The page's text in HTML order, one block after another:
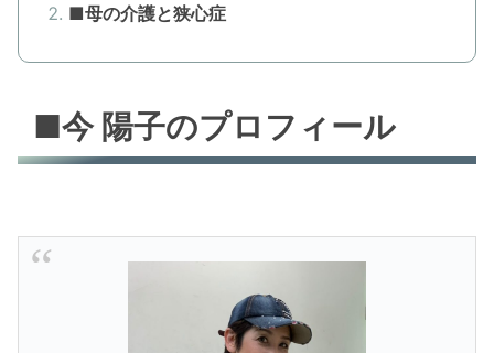
■母の介護と狭心症
■今 陽子のプロフィール